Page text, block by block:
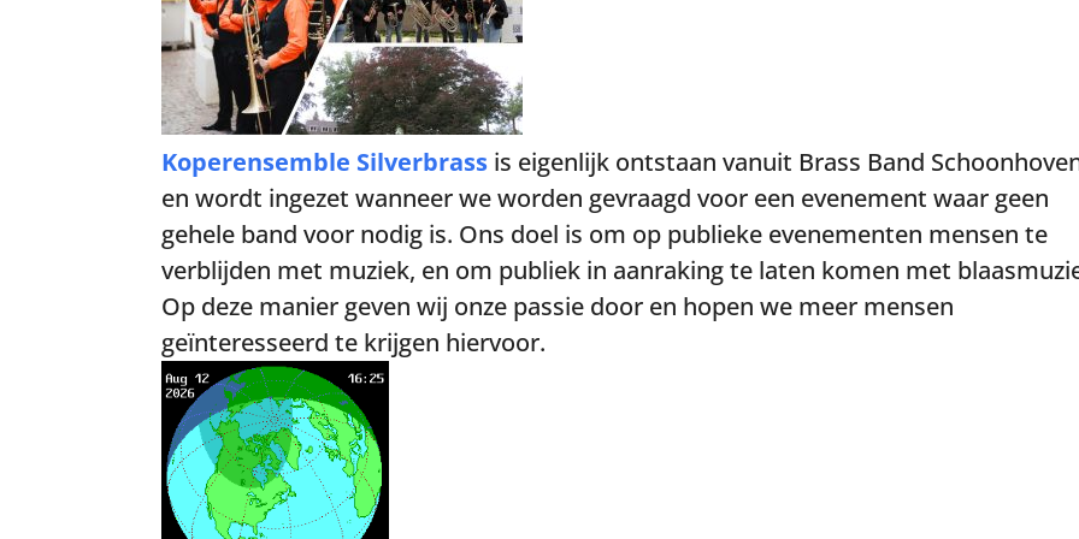
Koperensemble Silverbrass is eigenlijk ontstaan vanuit Brass Band
en wordt ingezet wanneer we worden gevraagd voor een evenement waar geen
gehele band voor nodig is. Ons doel is om op publieke evenementen mensen te
verblijden met muziek, en om publiek in aanraking te laten komen met
Op deze manier geven wij onze passie door en hopen we meer mensen
geïnteresseerd te krijgen hiervoor.